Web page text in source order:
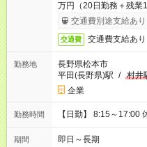
万円（20日勤務＋残業
交通費別途支給あり
交通費 交通費支給あり
勤務地
長野県松本市
平田(長野県)駅 / 村井
企業
勤務時間 【日勤】 8:15～17:00
期間 即日～長期